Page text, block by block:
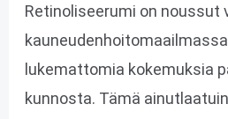
Retinoliseerumi on noussut
lukemattomia kokemuksia
kunnosta. Tämä